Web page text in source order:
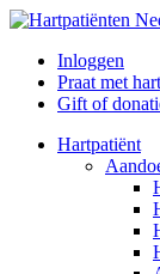
Inloggen
Praat met
Gift of
Hartpatiënt